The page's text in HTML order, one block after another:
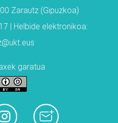
Zarautz (Gipuzkoa)
| Helbide elektronikoa:
garatua